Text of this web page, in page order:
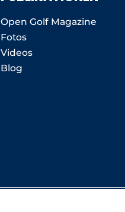
Open Golf Magazine
Fotos
Videos
Blog